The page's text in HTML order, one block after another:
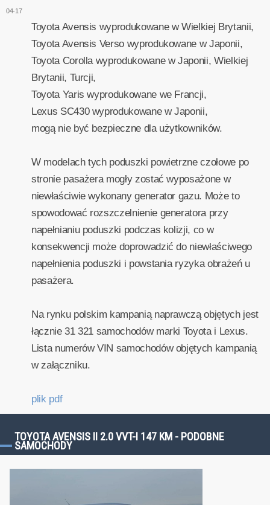
04-17
Toyota Avensis wyprodukowane w Wielkiej Brytanii,
Toyota Avensis Verso wyprodukowane w Japonii,
Toyota Corolla wyprodukowane w Japonii, Wielkiej
Brytanii, Turcji,
Toyota Yaris wyprodukowane we Francji,
Lexus SC430 wyprodukowane w Japonii,
mogą nie być bezpieczne dla użytkowników.
W modelach tych poduszki powietrzne czołowe po
stronie pasażera mogły zostać wyposażone w
niewłaściwie wykonany generator gazu. Może to
spowodować rozszczelnienie generatora przy
napełnianiu poduszki podczas kolizji, co w
konsekwencji może doprowadzić do niewłaściwego
napełnienia poduszki i powstania ryzyka obrażeń u
pasażera.
Na rynku polskim kampanią naprawczą objętych jest
łącznie 31 321 samochodów marki Toyota i Lexus.
Lista numerów VIN samochodów objętych kampanią
w załączniku.
plik pdf
TOYOTA AVENSIS II 2.0 VVT-I 147 KM - PODOBNE
SAMOCHODY